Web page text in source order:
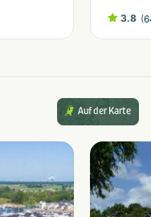
3.8 (
Auf der Karte